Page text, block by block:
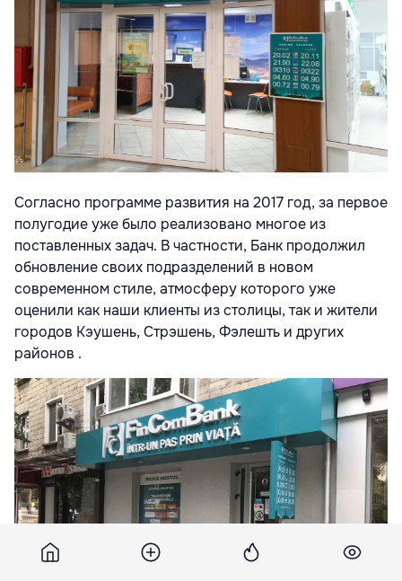
Согласно программе развития на 2017 год, за первое
полугодие уже было реализовано многое из
поставленных задач. В частности, Банк продолжил
обновление своих подразделений в новом
современном стиле, атмосферу которого уже
оценили как наши клиенты из столицы, так и жители
городов Кэушень, Стрэшень, Фэлешть и других
районов .